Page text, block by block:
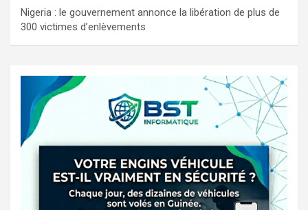
Nigeria : le gouvernement annonce la libération de plus de
300 victimes d’enlèvements